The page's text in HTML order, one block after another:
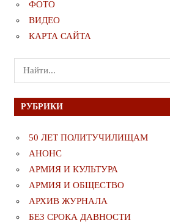
ФОТО
ВИДЕО
КАРТА САЙТА
Поиск
для:
РУБРИКИ
50 ЛЕТ ПОЛИТУЧИЛИЩАМ
АНОНС
АРМИЯ И КУЛЬТУРА
АРМИЯ И ОБЩЕСТВО
АРХИВ ЖУРНАЛА
БЕЗ СРОКА ДАВНОСТИ